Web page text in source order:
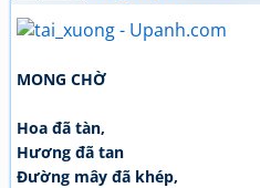
MONG CHỜ
Hoa đã tàn,
Hương đã tan
Đường mây đã khép,